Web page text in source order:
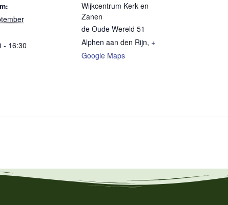
- 16:30
Wijkcentrum Kerk en
Zanen
de Oude Wereld 51
Alphen aan den Rijn, +
Google Maps